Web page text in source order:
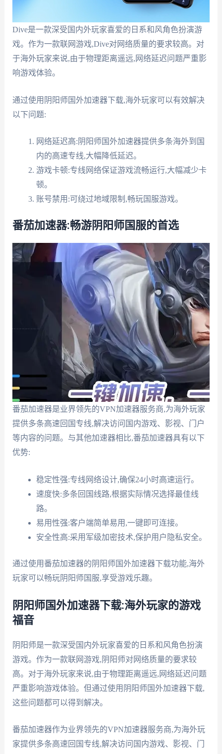
Dive是一款深受国内外玩家喜爱的日系和风角色扮演游
戏。作为一款联网游戏,Dive对网络质量的要求较高。对
于海外玩家来说,由于物理距离遥远,网络延迟问题严重影
响游戏体验。
通过使用阴阳师国外加速器下载,海外玩家可以有效解决
以下问题:
网络延迟高:阴阳师国外加速器提供多条海外到国
内的高速专线,大幅降低延迟。
游戏卡顿:专线网络保证游戏流畅运行,大幅减少卡
顿。
账号禁用:可绕过地域限制,畅玩国服游戏。
番茄加速器:畅游阴阳师国服的首选
番茄加速器是业界领先的VPN加速器服务商,为海外玩家
提供多条高速回国专线,解决访问国内游戏、影视、门户
等内容的问题。与其他加速器相比,番茄加速器具有以下
优势:
稳定性强:专线网络设计,确保24小时高速运行。
速度快:多条回国线路,根据实际情况选择最佳线
路。
易用性强:客户端简单易用,一键即可连接。
安全性高:采用军级加密技术,保护用户隐私安全。
通过使用番茄加速器的阴阳师国外加速器下载功能,海外
玩家可以畅玩阴阳师国服,享受游戏乐趣。
阴阳师国外加速器下载:海外玩家的游戏
福音
阴阳师是一款深受国内外玩家喜爱的日系和风角色扮演
游戏。作为一款联网游戏,阴阳师对网络质量的要求较
高。对于海外玩家来说,由于物理距离遥远,网络延迟问题
严重影响游戏体验。但通过使用阴阳师国外加速器下载,
这些问题都可以得到解决。
番茄加速器作为业界领先的VPN加速器服务商,为海外玩
家提供多条高速回国专线,解决访问国内游戏、影视、门